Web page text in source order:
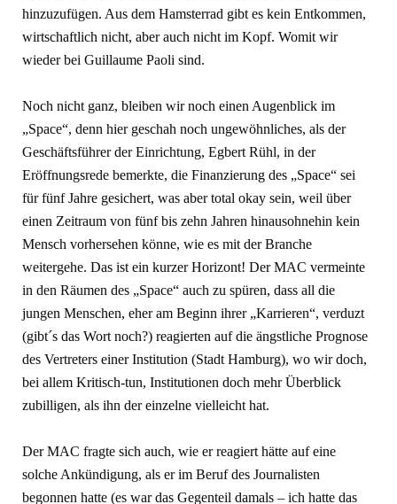
hinzuzufügen. Aus dem Hamsterrad gibt es kein Entkommen,
wirtschaftlich nicht, aber auch nicht im Kopf. Womit wir
wieder bei Guillaume Paoli sind.
Noch nicht ganz, bleiben wir noch einen Augenblick im
„Space“, denn hier geschah noch ungewöhnliches, als der
Geschäftsführer der Einrichtung, Egbert Rühl, in der
Eröffnungsrede bemerkte, die Finanzierung des „Space“ sei
für fünf Jahre gesichert, was aber total okay sein, weil über
einen Zeitraum von fünf bis zehn Jahren hinausohnehin kein
Mensch vorhersehen könne, wie es mit der Branche
weitergehe. Das ist ein kurzer Horizont! Der MAC vermeinte
in den Räumen des „Space“ auch zu spüren, dass all die
jungen Menschen, eher am Beginn ihrer „Karrieren“, verduzt
(gibt´s das Wort noch?) reagierten auf die ängstliche Prognose
des Vertreters einer Institution (Stadt Hamburg), wo wir doch,
bei allem Kritisch-tun, Institutionen doch mehr Überblick
zubilligen, als ihn der einzelne vielleicht hat.
Der MAC fragte sich auch, wie er reagiert hätte auf eine
solche Ankündigung, als er im Beruf des Journalisten
begonnen hatte (es war das Gegenteil damals – ich hatte das